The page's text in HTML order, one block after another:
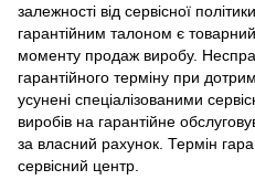
залежності від сервісної
гарантійним талоном є
моменту продаж виробу.
гарантійного терміну при
усунені спеціалізованими
виробів на гарантійне
за власний рахунок. Термін
сервісний центр.